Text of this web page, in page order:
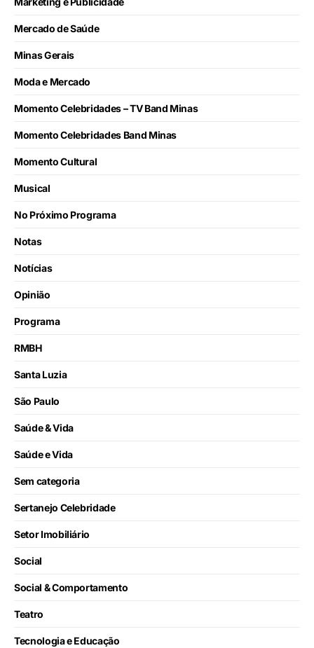
Mercado de Saúde
Minas Gerais
Moda e Mercado
Momento Celebridades – TV Band Minas
Momento Celebridades Band Minas
Momento Cultural
Musical
No Próximo Programa
Notas
Notícias
Opinião
Programa
RMBH
Santa Luzia
São Paulo
Saúde & Vida
Saúde e Vida
Sem categoria
Sertanejo Celebridade
Setor Imobiliário
Social
Social & Comportamento
Teatro
Tecnologia e Educação